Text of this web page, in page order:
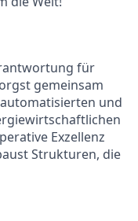
für
gemeinsam
und
Exzellenz
Strukturen, die